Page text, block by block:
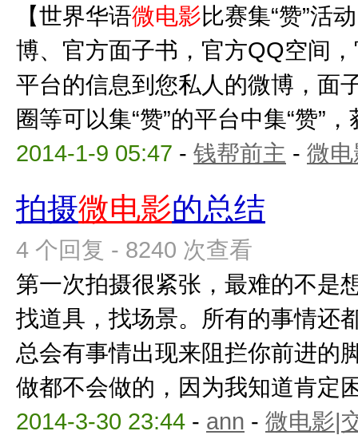
【世界华语微电影比赛集“赞”活
博、官方面子书，官方QQ空间
平台的信息到您私人的微博，面
圈等可以集“赞”的平台中集“赞”，
2014-1-9 05:47 - 钱帮前主 - 微
拍摄微电影的总结
4 个回复 - 8240 次查看
第一次拍摄很紧张，最难的不是
找道具，找场景。所有的事情还
总会有事情出现来阻拦你前进的
做都不会做的，因为我知道肯定
2014-3-30 23:44 - ann - 微电影|